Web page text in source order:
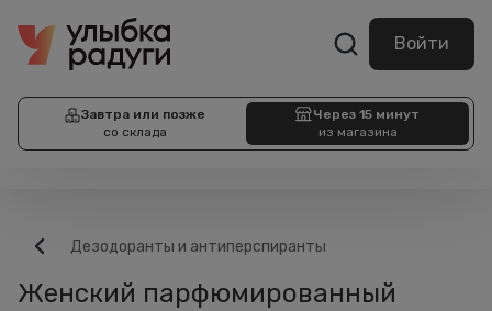
Войти
Завтра или позже
со склада
Через 15 минут
из магазина
Дезодоранты и антиперспиранты
Женский парфюмированный